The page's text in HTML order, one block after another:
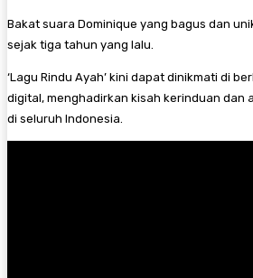
Bakat suara Dominique yang bagus dan
sejak tiga tahun yang lalu.
‘Lagu Rindu Ayah’ kini dapat dinikmati di
digital, menghadirkan kisah kerinduan dan
di seluruh Indonesia.